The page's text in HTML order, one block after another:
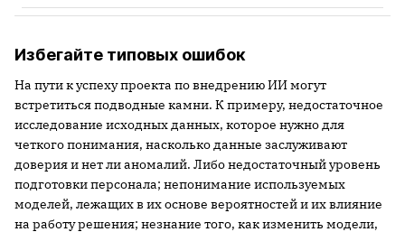
Избегайте типовых ошибок
На пути к успеху проекта по внедрению ИИ могут
встретиться подводные камни. К примеру, недостаточное
исследование исходных данных, которое нужно для
четкого понимания, насколько данные заслуживают
доверия и нет ли аномалий. Либо недостаточный уровень
подготовки персонала; непонимание используемых
моделей, лежащих в их основе вероятностей и их влияние
на работу решения; незнание того, как изменить модели,